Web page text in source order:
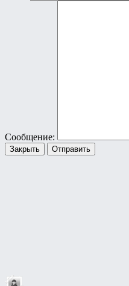
Сообщение:
Закрыть Отправить